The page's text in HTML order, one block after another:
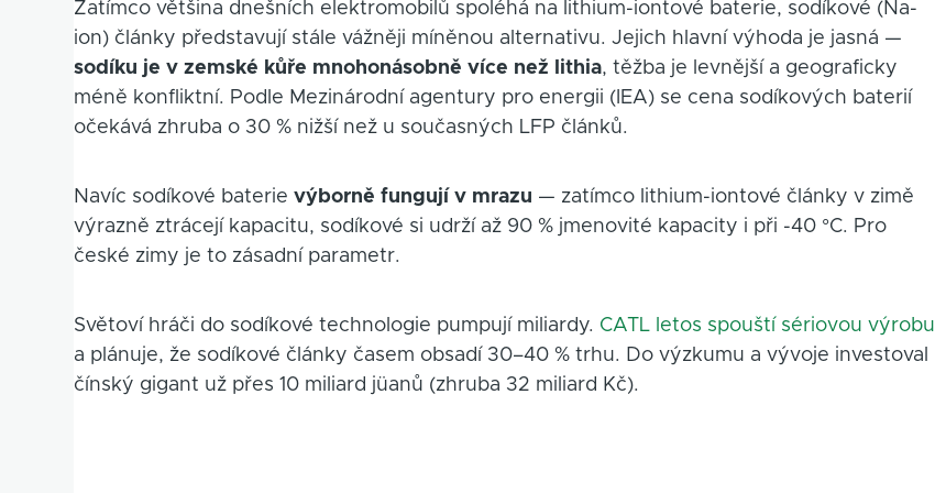
Zatímco většina dnešních elektromobilů spoléhá na lithium-iontové baterie, sodíkové (Na-
ion) články představují stále vážněji míněnou alternativu. Jejich hlavní výhoda je jasná —
sodíku je v zemské kůře mnohonásobně více než lithia, těžba je levnější a geograficky
méně konfliktní. Podle Mezinárodní agentury pro energii (IEA) se cena sodíkových baterií
očekává zhruba o 30 % nižší než u současných LFP článků.
Navíc sodíkové baterievýborně fungují v mrazu — zatímco lithium-iontové články v zimě
výrazně ztrácejí kapacitu, sodíkové si udrží až 90 % jmenovité kapacity i při -40 °C. Pro
české zimy je to zásadní parametr.
Světoví hráči do sodíkové technologie pumpují miliardy. CATL letos spouští sériovou výrobu
a plánuje, že sodíkové články časem obsadí 30–40 % trhu. Do výzkumu a vývoje investoval
čínský gigant už přes 10 miliard jüanů (zhruba 32 miliard Kč).